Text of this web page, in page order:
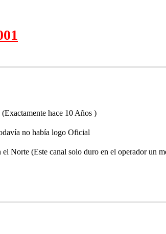
hace 10 Años )
no había logo Oficial
Norte (Este canal solo duro en el operador un